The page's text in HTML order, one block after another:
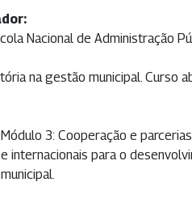
Nacional de Administração
na gestão municipal. Curso
Módulo 3: Cooperação e
e internacionais para o
municipal.